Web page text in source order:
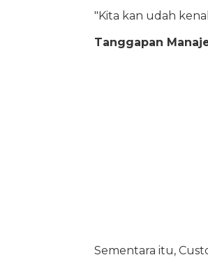
"Kita kan udah
Tanggapan
Sementara itu,